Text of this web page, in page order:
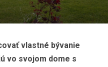
vlastné bývanie
vo svojom dome s